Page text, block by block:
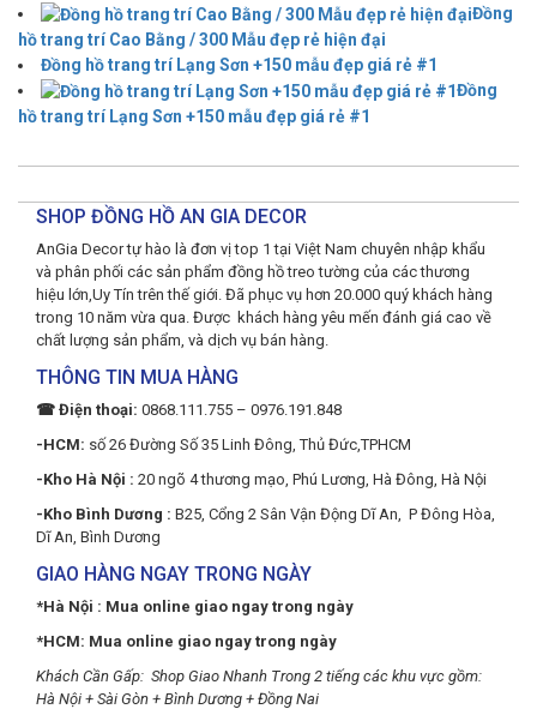
Đồng
hồ trang trí Cao Bằng / 300 Mẫu đẹp rẻ hiện đại
Đồng hồ trang trí Lạng Sơn +150 mẫu đẹp giá rẻ #1
Đồng
hồ trang trí Lạng Sơn +150 mẫu đẹp giá rẻ #1
SHOP ĐỒNG HỒ AN GIA DECOR
AnGia Decor tự hào là đơn vị top 1 tại Việt Nam chuyên nhập khẩu
và phân phối các sản phẩm đồng hồ treo tường của các thương
hiệu lớn,Uy Tín trên thế giới. Đã phục vụ hơn 20.000 quý khách hàng
trong 10 năm vừa qua. Được khách hàng yêu mến đánh giá cao về
chất lượng sản phẩm, và dịch vụ bán hàng.
THÔNG TIN MUA HÀNG
☎ Điện thoại: 0868.111.755 – 0976.191.848
-HCM: số 26 Đường Số 35 Linh Đông, Thủ Đức,TPHCM
-Kho Hà Nội : 20 ngõ 4 thương mạo, Phú Lương, Hà Đông, Hà Nội
-Kho Bình Dương : B25, Cổng 2 Sân Vận Động Dĩ An, P Đông Hòa,
Dĩ An, Bình Dương
GIAO HÀNG NGAY TRONG NGÀY
*Hà Nội : Mua online giao ngay trong ngày
*HCM: Mua online giao ngay trong ngày
Khách Cần Gấp: Shop Giao Nhanh Trong 2 tiếng các khu vực gồm:
Hà Nội + Sài Gòn + Bình Dương + Đồng Nai